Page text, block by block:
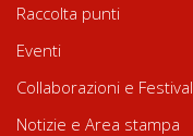
Raccolta punti
Eventi
Collaborazioni e Festival
Notizie e Area stampa